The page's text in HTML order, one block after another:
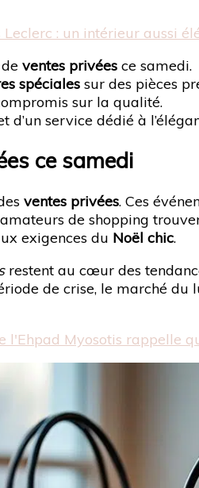
: un intérieur aussi
ventes privées ce samedi.
spéciales sur des pièces
sur la qualité.
service dédié à
ce samedi
ventes privées. Ces
amateurs de shopping
exigences du Noël chic.
restent au cœur des
de crise, le marché
Myosotis rappelle